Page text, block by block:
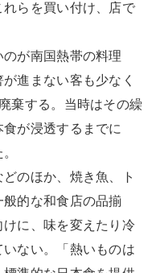
らを買い付け、店で
が南国熱帯の料理
進まない客も少なく
棄する。当時はその繰
が浸透するまでに
のほか、焼き魚、ト
的な和食店の品揃
に、味を変えたり冷
ない。「熱いものは